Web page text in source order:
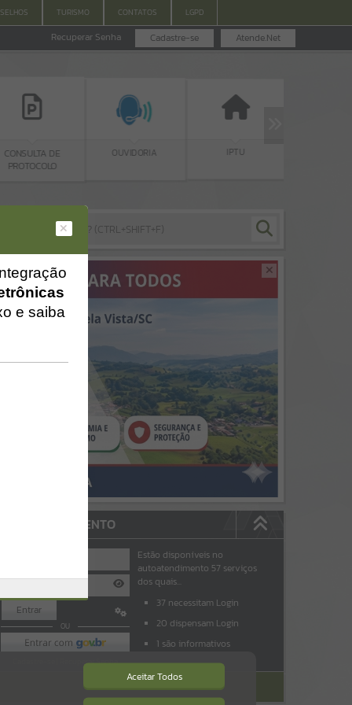
TURISMO CONTATOS LGPD
Atende.Net
Cadastre-se
Recuperar Senha
CONSULTA DE
PROTOCOLO
OUVIDORIA IPTU
AUTOATENDIMENTO
Entrar
OU
Recuperar Senha
Estão disponíveis no
autoatendimento 57 serviços
dos quais...
37 necessitam Login
20 dispensam Login
1 são informativos
ACESSAR SEM LOGIN
Aceitar Todos
e saiba